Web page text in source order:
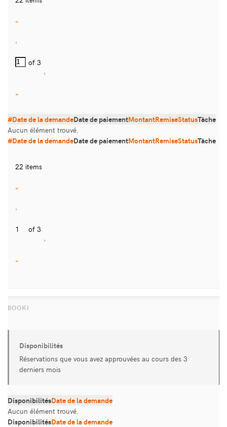
«
‹
of 3
›
»
#Date de la demandeDate de paiementMontantRemiseStatusTâche
#Date de la demandeDate de paiementMontantRemiseStatusTâche
Aucun élément trouvé.
22 items
«
‹
1
of 3
›
»
Disponibilités
Réservations que vous avez approuvées au cours des 3
derniers mois
DisponibilitésDate de la demande
DisponibilitésDate de la demande
Aucun élément trouvé.